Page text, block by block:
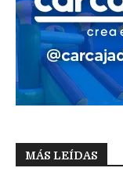
MÁS LEÍDAS